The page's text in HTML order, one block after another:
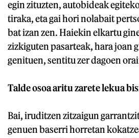
egin zituzten, autobideak
tiraka, eta gai hori nolabait
bat izan zen. Haiekin elkartu
zizkiguten pasarteak, hara joan
genituen, sentitu zer dagoen
Talde osoa aritu zarete lekua
Bai, iruditzen zitzaigun
genuen baserri horretan